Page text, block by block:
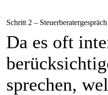
Schritt 2 – Steuerberatergespräch
Da es oft
sprechen,